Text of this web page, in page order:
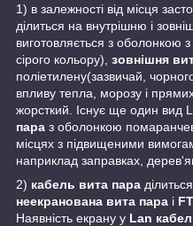
1) в залежності від місця
ділиться на внутрішню і
виготовляється з оболонкою з
сірого кольору), зовнішня
поліетилену(зазвичай,
впливу тепла, морозу і
жорсткий. Існує ще один вид
пара з оболонкою
місцях з підвищеними
наприклад заправках,
2) кабель вита пара
неекранована вита пара і
Наявність екрану у Lan